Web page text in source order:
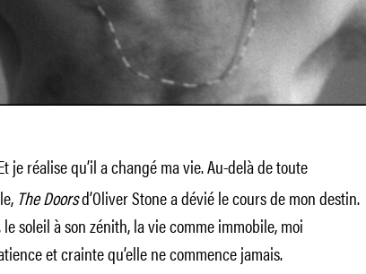
je réalise qu’il a changé ma vie. Au-delà de toute
The Doorsd’Oliver Stone a dévié le cours de mon destin.
le soleil à son zénith, la vie comme immobile, moi
et crainte qu’elle ne commence jamais.